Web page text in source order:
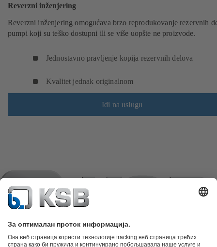
Reverzni inženjering
Reverzni inženjering omogućava brzo reprodukovanje rezervnih
pumpi koji su teško dostupni ili se više uopšte ne proizvode.
Jednostavno pravljenje kopija rezervnih delova
Kvalitet jednak originalnom
Idi na uslugu